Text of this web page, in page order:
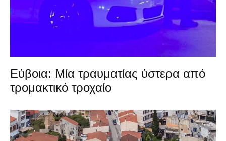
Εύβοια: Μία τραυματίας ύστερα από
τρομακτικό τροχαίο